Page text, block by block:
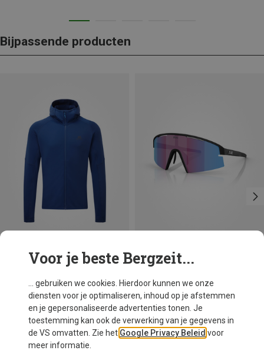
Bijpassende producten
Je bespaart 33% Je bespaart 27%
Voor je beste Bergzeit...
... gebruiken we cookies. Hierdoor kunnen we onze
diensten voor je optimaliseren, inhoud op je afstemmen
en je gepersonaliseerde advertenties tonen. Je
toestemming kan ook de verwerking van je gegevens in
de VS omvatten. Zie het Google Privacy Beleid voor
meer informatie.